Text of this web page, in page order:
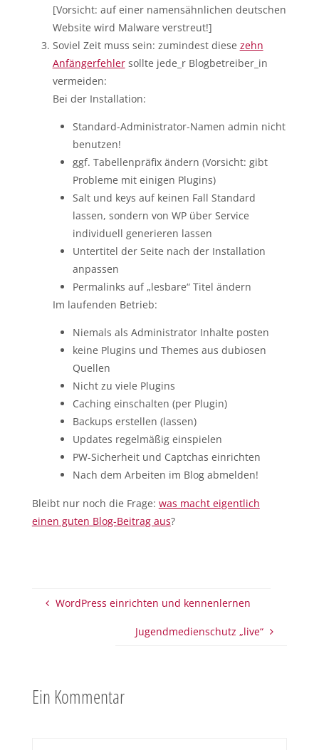
[Vorsicht: auf einer namensähnlichen deutschen
Website wird Malware verstreut!]
Soviel Zeit muss sein: zumindest diese zehn
Anfängerfehlersollte jede_r Blogbetreiber_in
vermeiden:
Bei der Installation:
Standard-Administrator-Namen admin nicht
benutzen!
ggf. Tabellenpräfix ändern (Vorsicht: gibt
Probleme mit einigen Plugins)
Salt und keys auf keinen Fall Standard
lassen, sondern von WP über Service
individuell generieren lassen
Untertitel der Seite nach der Installation
anpassen
Permalinks auf „lesbare“ Titel ändern
Im laufenden Betrieb:
Niemals als Administrator Inhalte posten
keine Plugins und Themes aus dubiosen
Quellen
Nicht zu viele Plugins
Caching einschalten (per Plugin)
Backups erstellen (lassen)
Updates regelmäßig einspielen
PW-Sicherheit und Captchas einrichten
Nach dem Arbeiten im Blog abmelden!
Bleibt nur noch die Frage: was macht eigentlich
einen guten Blog-Beitrag aus?
WordPress einrichten und kennenlernen
Jugendmedienschutz „live“
Ein Kommentar